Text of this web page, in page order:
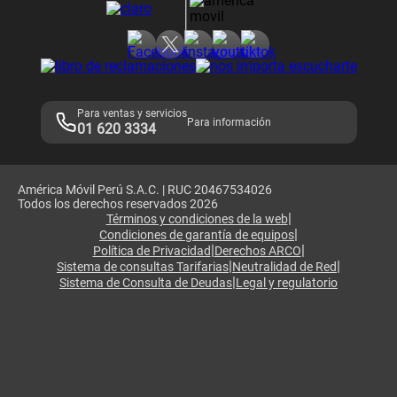
Adquirientes iPhone 6, 6S y SE
Mensaje de Seguridad
Términos y Condiciones de Tienda Claro
Libro de Reclamaciones
Para ventas y servicios
01 620 3334 Para información
América Móvil Perú S.A.C. | RUC 20467534026
Todos los derechos reservados 2026
Términos y condiciones de la web|
Condiciones de garantía de equipos|
Política de Privacidad|Derechos ARCO|
Sistema de consultas Tarifarias|Neutralidad de Red|
Sistema de Consulta de Deudas|Legal y regulatorio